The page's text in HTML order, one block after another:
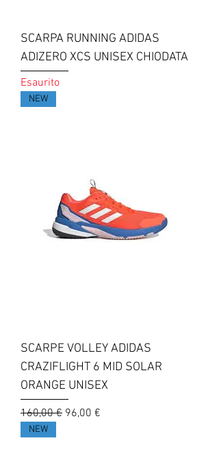
SCARPA RUNNING ADIDAS
ADIZERO XCS UNISEX CHIODATA
Esaurito
NEW
SCARPE VOLLEY ADIDAS
CRAZIFLIGHT 6 MID SOLAR
ORANGE UNISEX
Prezzo regolare
160,00 € Prezzo scontato
96,00 €
NEW